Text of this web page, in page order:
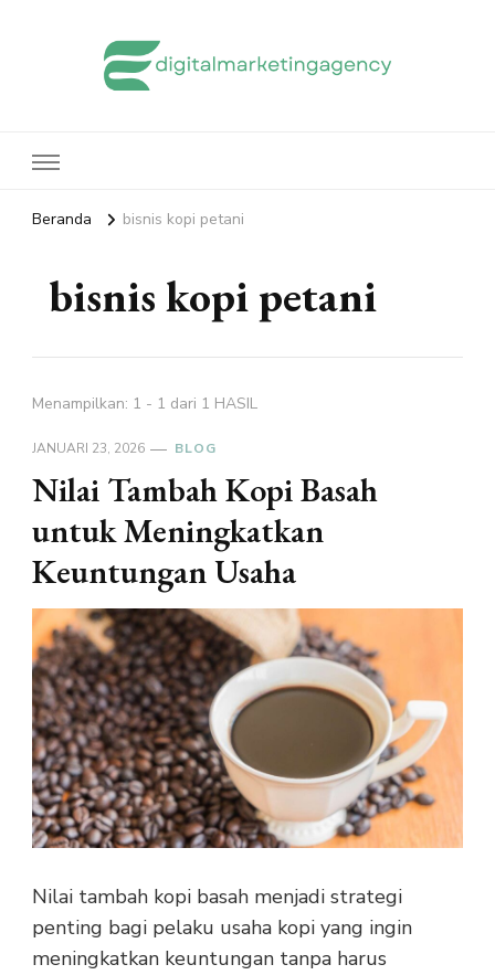
Beranda bisnis kopi petani
bisnis kopi petani
Menampilkan: 1 - 1 dari 1 HASIL
JANUARI 23, 2026 BLOG
Nilai Tambah Kopi Basah
untuk Meningkatkan
Keuntungan Usaha
Nilai tambah kopi basah menjadi strategi
penting bagi pelaku usaha kopi yang ingin
meningkatkan keuntungan tanpa harus